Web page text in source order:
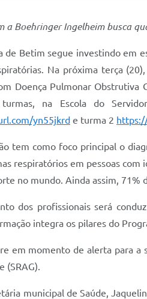
a Boehringer Ingelheim busca
de Betim segue investindo em
Na próxima terça
Doença Pulmonar
na Escola do
yn55jkrd e turma 2
tem como foco principal o
respiratórios em pessoas com
no mundo. Ainda assim, 71%
dos profissionais será
integra os pilares do
em momento de alerta para a
(SRAG).
municipal de Saúde,